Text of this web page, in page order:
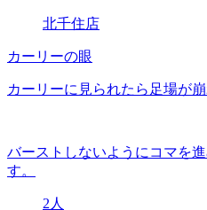
北千住店
カーリーの眼
カーリーに見られたら足場が崩
バーストしないようにコマを
す。
2人